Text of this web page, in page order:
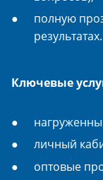
полную
результатах.
Ключевые
личный
оптовые